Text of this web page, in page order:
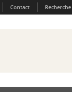
Contact Recherche